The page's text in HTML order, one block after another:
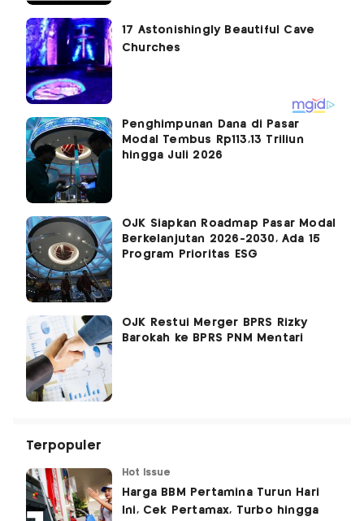
Penghimpunan Dana di Pasar
Modal Tembus Rp113,13 Triliun
hingga Juli 2026
OJK Siapkan Roadmap Pasar Modal
Berkelanjutan 2026-2030, Ada 15
Program Prioritas ESG
OJK Restui Merger BPRS Rizky
Barokah ke BPRS PNM Mentari
Terpopuler
Hot Issue
Harga BBM Pertamina Turun Hari
Ini, Cek Pertamax, Turbo hingga